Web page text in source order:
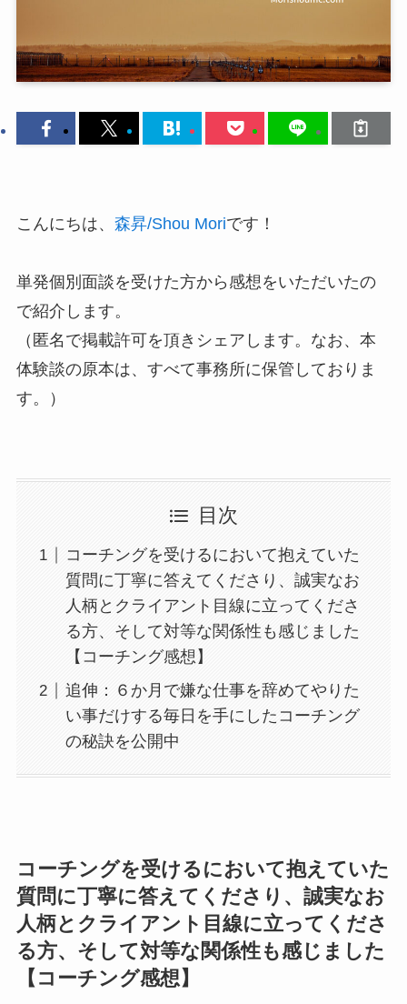
こんにちは、 森昇/Shou Moriです！
単発個別面談を受けた方から感想をいただいたの
で紹介します。
（匿名で掲載許可を頂きシェアします。なお、本
体験談の原本は、すべて事務所に保管しておりま
す。）
目次
コーチングを受けるにおいて抱えていた
質問に丁寧に答えてくださり、誠実なお
人柄とクライアント目線に立ってくださ
る方、そして対等な関係性も感じました
【コーチング感想】
追伸：６か月で嫌な仕事を辞めてやりた
い事だけする毎日を手にしたコーチング
の秘訣を公開中
コーチングを受けるにおいて抱えていた
質問に丁寧に答えてくださり、誠実なお
人柄とクライアント目線に立ってくださ
る方、そして対等な関係性も感じました
【コーチング感想】